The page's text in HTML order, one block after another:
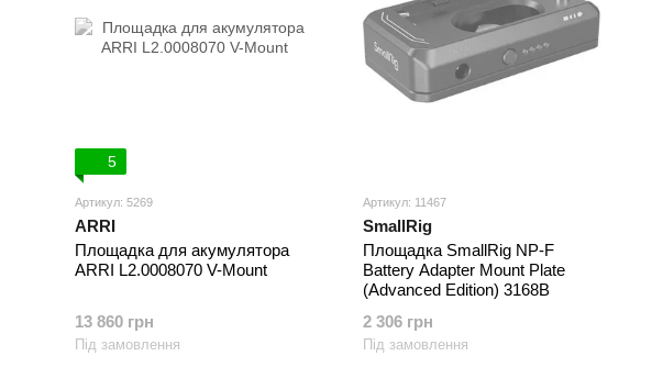
5
Артикул: 5269
ARRI
Площадка для акумулятора
ARRI L2.0008070 V-Mount
13 860 грн
Під замовлення
Артикул: 11467
SmallRig
Площадка SmallRig NP-F
Battery Adapter Mount Plate
(Advanced Edition) 3168B
2 306 грн
Під замовлення